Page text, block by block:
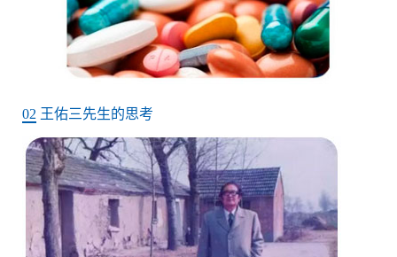
02 王佑三先生的思考